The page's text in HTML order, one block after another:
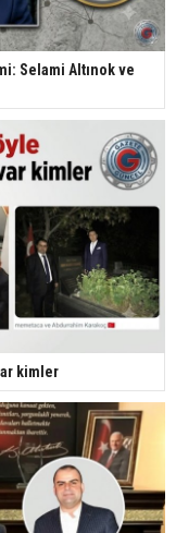
Selami Altınok ve
kimler